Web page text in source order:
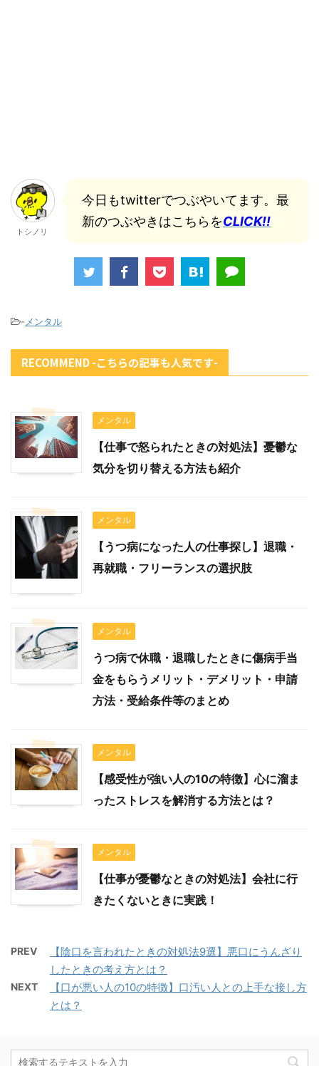
トシノリ
今日もtwitterでつぶやいてます。最
新のつぶやきはこちらをCLICK!!
-メンタル
RECOMMEND -こちらの記事も人気です-
メンタル
【仕事で怒られたときの対処法】憂鬱な
気分を切り替える方法も紹介
メンタル
【うつ病になった人の仕事探し】退職・
再就職・フリーランスの選択肢
メンタル
うつ病で休職・退職したときに傷病手当
金をもらうメリット・デメリット・申請
方法・受給条件等のまとめ
メンタル
【感受性が強い人の10の特徴】心に溜ま
ったストレスを解消する方法とは？
メンタル
【仕事が憂鬱なときの対処法】会社に行
きたくないときに実践！
PREV
【陰口を言われたときの対処法9選】悪口にうんざり
したときの考え方とは？
NEXT
【口が悪い人の10の特徴】口汚い人との上手な接し方
とは？